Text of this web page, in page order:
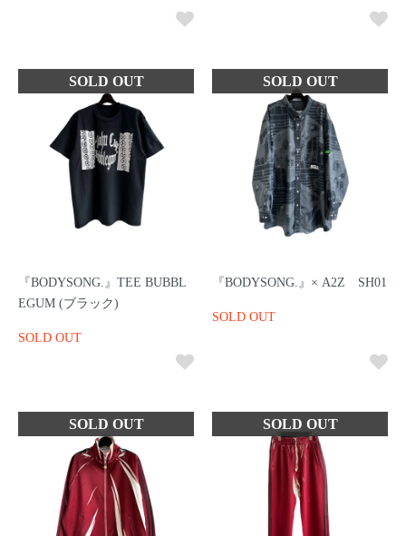
『BODYSONG.』TEE BUBBL
EGUM (ブラック)
SOLD OUT
『BODYSONG.』× A2Z SH01
SOLD OUT